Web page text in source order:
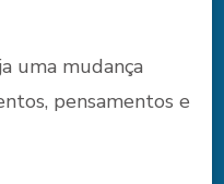
uma mudança
pensamentos e